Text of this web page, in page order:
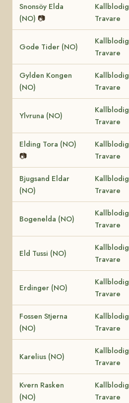
Snonsöy Elda
(NO) 📷
Kallblodig
Travare
Gode Tider (NO)
Kallblodig
Travare
Gylden Kongen
(NO)
Kallblodig
Travare
Ylvruna (NO)
Kallblodig
Travare
Elding Tora (NO)
📷
Kallblodig
Travare
Bjugsand Eldar
(NO)
Kallblodig
Travare
Bogenelda (NO)
Kallblodig
Travare
Eld Tussi (NO)
Kallblodig
Travare
Erdinger (NO)
Kallblodig
Travare
Fossen Stjerna
(NO)
Kallblodig
Travare
Karelius (NO)
Kallblodig
Travare
Kvern Rasken
(NO)
Kallblodig
Travare